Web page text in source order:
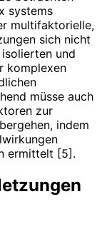
systems
multifaktorielle,
sich nicht
und
komplexen
müsse auch
zur
indem
ermittelt [5].